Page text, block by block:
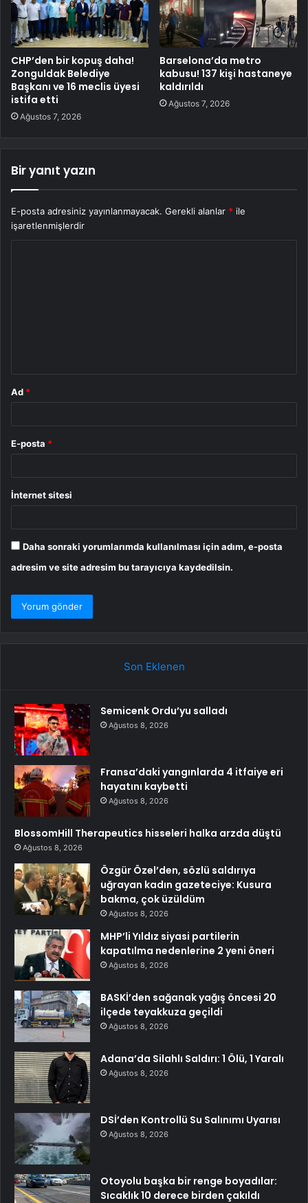
CHP’den bir kopuş daha!
Zonguldak Belediye
Başkanı ve 16 meclis üyesi
istifa etti
Ağustos 7, 2026
Barselona’da metro
kabusu! 137 kişi hastaneye
kaldırıldı
Ağustos 7, 2026
Bir yanıt yazın
E-posta adresiniz yayınlanmayacak. Gerekli alanlar * ile
işaretlenmişlerdir
Ad *
E-posta *
İnternet sitesi
Daha sonraki yorumlarımda kullanılması için adım, e-posta
adresim ve site adresim bu tarayıcıya kaydedilsin.
Son Eklenen
Semicenk Ordu’yu salladı
Ağustos 8, 2026
Fransa’daki yangınlarda 4 itfaiye eri
hayatını kaybetti
Ağustos 8, 2026
BlossomHill Therapeutics hisseleri halka arzda düştü
Ağustos 8, 2026
Özgür Özel’den, sözlü saldırıya
uğrayan kadın gazeteciye: Kusura
bakma, çok üzüldüm
Ağustos 8, 2026
MHP’li Yıldız siyasi partilerin
kapatılma nedenlerine 2 yeni öneri
Ağustos 8, 2026
BASKİ’den sağanak yağış öncesi 20
ilçede teyakkuza geçildi
Ağustos 8, 2026
Adana’da Silahlı Saldırı: 1 Ölü, 1 Yaralı
Ağustos 8, 2026
DSİ’den Kontrollü Su Salınımı Uyarısı
Ağustos 8, 2026
Otoyolu başka bir renge boyadılar:
Sıcaklık 10 derece birden çakıldı